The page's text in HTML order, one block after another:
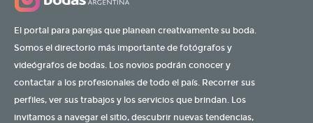
El portal para parejas que planean creativamente su boda.
Somos el directorio más importante de fotógrafos y
videógrafos de bodas. Los novios podrán conocer y
contactar a los profesionales de todo el país. Recorrer sus
perfiles, ver sus trabajos y los servicios que brindan. Los
invitamos a navegar el sitio, descubrir nuevas tendencias,